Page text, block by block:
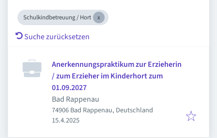
Schulkindbetreuung / Hort
Suche zurücksetzen
Anerkennungspraktikum zur Erzieherin
/ zum Erzieher im Kinderhort zum
01.09.2027
Bad Rappenau
74906 Bad Rappenau, Deutschland
Veröffentlicht
15.4.2025